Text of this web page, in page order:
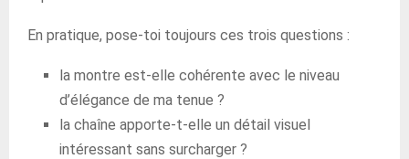
En pratique, pose-toi toujours ces trois questions :
la montre est-elle cohérente avec le niveau
d’élégance de ma tenue ?
la chaîne apporte-t-elle un détail visuel
intéressant sans surcharger ?